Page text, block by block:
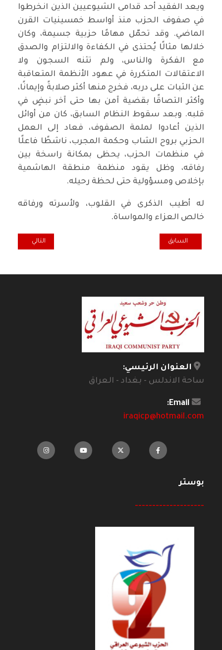
ويعد الفقيد أحد قدامى الشيوعيين الذين انخرطوا
في صفوف الحزب منذ أواسط خمسينيات القرن
الماضي. وقد تحمّل مهامًا حزبية جسيمة، وكان
خلالها مثالًا يُحتذى في الكفاءة والالتزام والصدق
مع الفكرة والناس، ولم تثنه السجون ولا
الاعتقالات المتكررة في عهود الأنظمة المتعاقبة
عن الثبات على دربه، فخرج منها أكثر صلابةً وإيمانًا،
وأكثر التصاقًا بقضية آمن بها حتى آخر نبضٍ في
قلبه. وبعد سقوط النظام السابق، كان من أوائل
الذين أعادوا لملمة الصفوف، فعاد إلى العمل
الحزبي بروح الشاب وحكمة المجرب، ناشطًا فاعلًا
في منظمات الحزب، يحظى بمكانة راسخة بين
رفاقه، وظل يقود منظمة منطقة الهاشمية
بإخلاص ومسؤولية حتى لحظة رحيله.
له أطيب الذكرى في القلوب، ولأسرته ورفاقه
خالص العزاء والمواساة.
المقال السابق: وداعاً الرفيق حبيب إسماعيل الجنابي
السابق المقال التالي:
التالي
العنوان الرئيسي:
ساحة الاندلس - بغداد - العراق
Email:
iraqicp@hotmail.com
بوستر
--------------------